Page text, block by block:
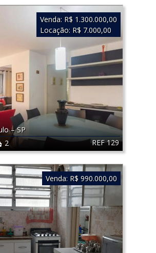
REF 129
–SP
2
Venda: R$ 1.300.000,00
Locação: R$ 7.000,00
Venda: R$ 990.000,00